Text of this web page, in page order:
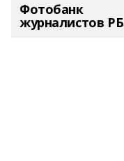
Фотобанк
журналистов РБ